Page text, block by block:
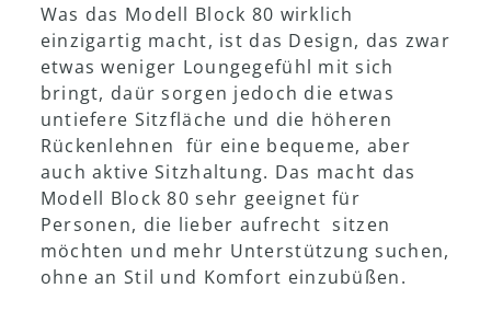
Was das Modell Block 80 wirklich
einzigartig macht, ist das Design, das zwar
etwas weniger Loungegefühl mit sich
bringt, daür sorgen jedoch die etwas
untiefere Sitzfläche und die höheren
Rückenlehnen für eine bequeme, aber
auch aktive Sitzhaltung. Das macht das
Modell Block 80 sehr geeignet für
Personen, die lieber aufrecht sitzen
möchten und mehr Unterstützung suchen,
ohne an Stil und Komfort einzubüßen.